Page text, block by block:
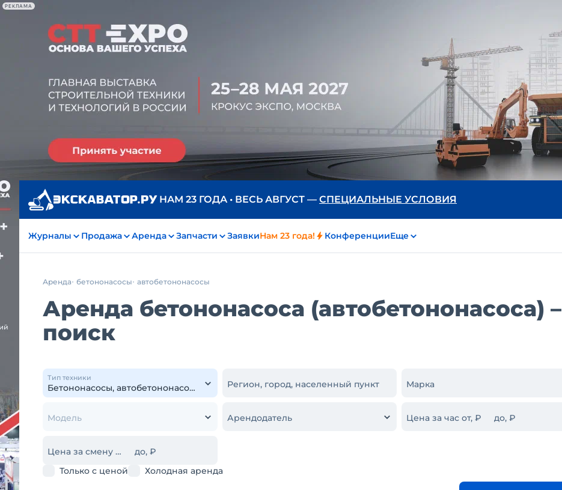
РЕКЛАМА
НАМ 23 ГОДА • ВЕСЬ АВГУСТ — СПЕЦИАЛЬНЫЕ УСЛОВИЯ
Журналы Продажа Аренда Запчасти ЗаявкиНам 23 года! КонференцииЕще
Аренда бетононасосы автобетононасосы
Аренда бетононасоса (автобетононасоса) –
поиск
Тип техники
Регион, город, населенный пункт Марка
Модель Арендодатель Цена за час от, ₽ до, ₽
Цена за смену от, ₽
до, ₽
Только с ценой
Холодная аренда